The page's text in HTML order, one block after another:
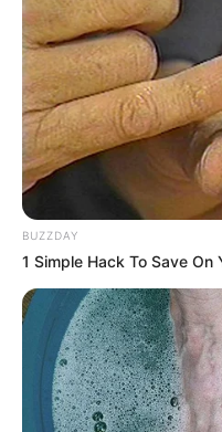
น้
สาวหน้าหวานสมกับชื่อค
นางเอกหน้าใหม่ที่กำลังไ
สามารถเต็มเปี่ยม สำหรับ
คือ ผู้มีปัญญาพินิจพิเค
มงคล ถือเป็นการเตือนส
ค่ะ
เ
BUZZDAY
1 Simple Hack To Save On